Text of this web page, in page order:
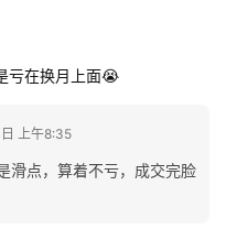
亏在换月上面😭
上午8:35
滑点，算着不亏，成交完脸